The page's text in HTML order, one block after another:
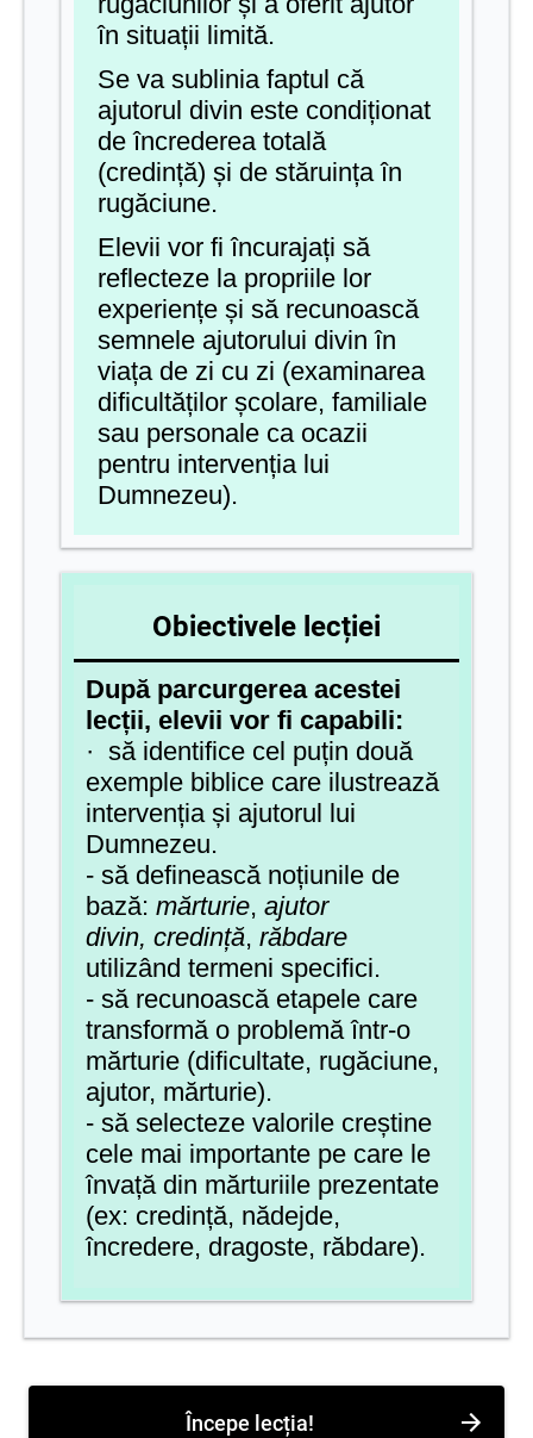
în situații limită.
Se va sublinia faptul că
ajutorul divin este condiționat
de încrederea totală
(credință) și de stăruința în
rugăciune.
Elevii vor fi încurajați să
reflecteze la propriile lor
experiențe și să recunoască
semnele ajutorului divin în
viața de zi cu zi (examinarea
dificultăților școlare, familiale
sau personale ca ocazii
pentru intervenția lui
Dumnezeu).
Obiectivele lecției
După parcurgerea acestei
lecții, elevii vor fi capabili:
· să identifice cel puțin două
exemple biblice care ilustrează
intervenția și ajutorul lui
Dumnezeu.
- să definească noțiunile de
bază: mărturie, ajutor
divin, credință, răbdare
utilizând termeni specifici.
- să recunoască etapele care
transformă o problemă într-o
mărturie (dificultate, rugăciune,
ajutor, mărturie).
- să selecteze valorile creștine
cele mai importante pe care le
învață din mărturiile prezentate
(ex: credință, nădejde,
încredere, dragoste, răbdare).
Începe lecția!